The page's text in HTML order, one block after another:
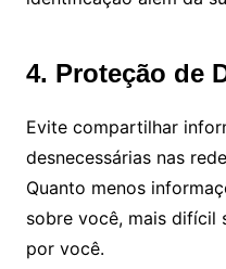
4. Proteção de
Evite compartilhar
desnecessárias nas
Quanto menos
sobre você, mais difícil
por você.